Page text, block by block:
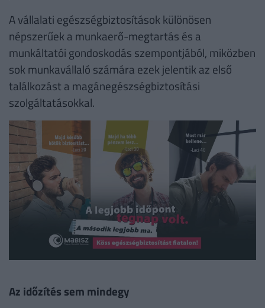
A vállalati egészségbiztosítások különösen
népszerűek a munkaerő-megtartás és a
munkáltatói gondoskodás szempontjából, miközben
sok munkavállaló számára ezek jelentik az első
találkozást a magánegészségbiztosítási
szolgáltatásokkal.
Az időzítés sem mindegy